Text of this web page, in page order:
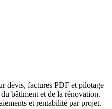
devis, factures PDF et pilotage
bâtiment et de la rénovation.
et rentabilité par projet.